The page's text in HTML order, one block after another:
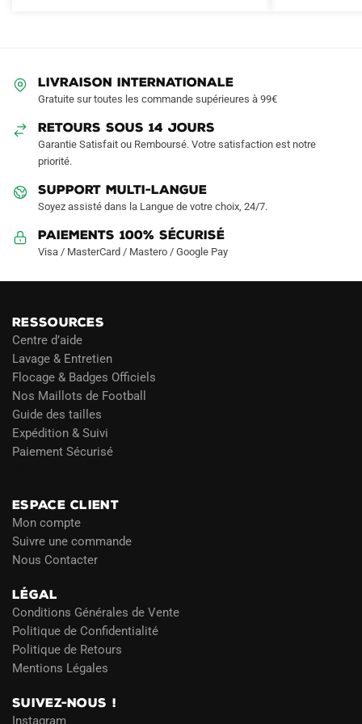
la
LIVRAISON INTERNATIONALE
Gratuite sur toutes les commande supérieures à 99€
RETOURS SOUS 14 JOURS
Garantie Satisfait ou Remboursé. Votre satisfaction est notre
priorité.
SUPPORT MULTI-LANGUE
Soyez assisté dans la Langue de votre choix, 24/7.
Paiements 100% Sécurisé
Visa / MasterCard / Mastero / Google Pay
RESSOURCES
Centre d’aide
Lavage & Entretien
Flocage & Badges Officiels
Nos Maillots de Football
Guide des tailles
Expédition & Suivi
Paiement Sécurisé
ESPACE CLIENT
Mon compte
Suivre une commande
Nous Contacter
LÉGAL
Conditions Générales de Vente
Politique de Confidentialité
Politique de Retours
Mentions Légales
SUIVEZ-NOUS !
Instagram